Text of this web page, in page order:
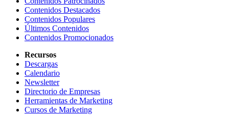
Contenidos Destacados
Contenidos Populares
Últimos Contenidos
Contenidos Promocionados
Recursos
Descargas
Calendario
Newsletter
Directorio de Empresas
Herramientas de Marketing
Cursos de Marketing